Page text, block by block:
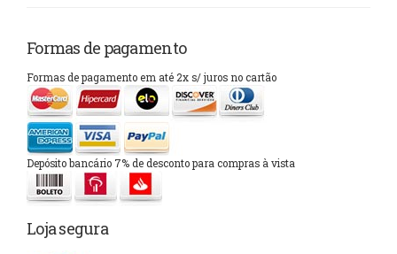
Formas de pagamento
Formas de pagamento em até 2x s/ juros no cartão
Depósito bancário 7% de desconto para compras à vista
Loja segura